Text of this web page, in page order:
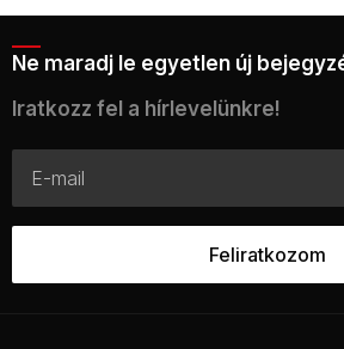
Ne maradj le egyetlen új
Iratkozz fel a hírlevelünkre!